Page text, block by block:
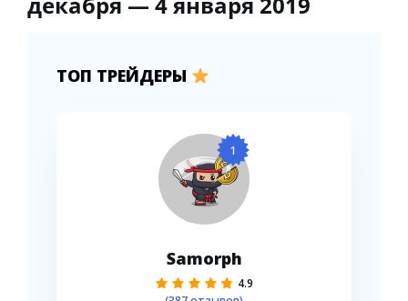
ТОП ТРЕЙДЕРЫ
1
Samorph
4.9